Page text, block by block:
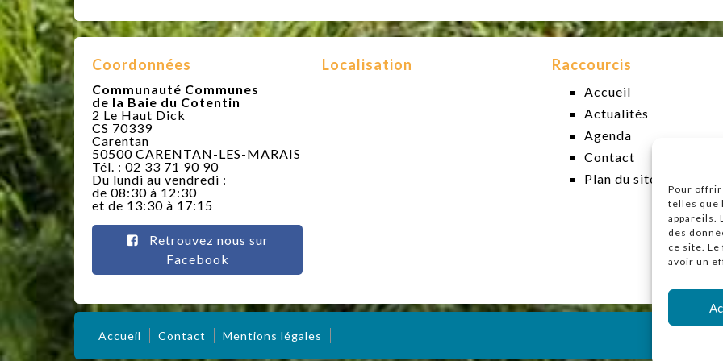
Pour offrir
telles que
appareils.
des
ce site.
avoir un
Coordonnées
Communauté Communes
de la Baie du Cotentin
2 Le Haut Dick
CS 70339
Carentan
50500 CARENTAN-LES-MARAIS
Tél. : 02 33 71 90 90
Du lundi au vendredi :
de 08:30 à 12:30
et de 13:30 à 17:15
Retrouvez nous sur
Facebook
Localisation Raccourcis
Accueil
Actualités
Agenda
Contact
Plan du site
Accueil Contact Mentions légales